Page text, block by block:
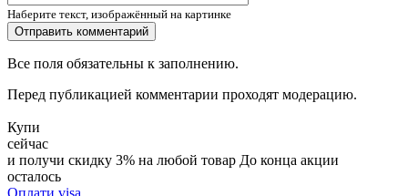
Наберите текст, изображённый на картинке
Все поля обязательны к заполнению.
Перед публикацией комментарии проходят модерацию.
Купи
сейчас
и получи скидку 3% на любой товар До конца акции
осталось
Оплати visa